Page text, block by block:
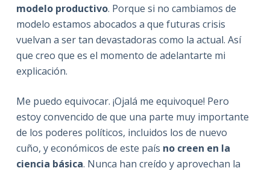
modelo productivo. Porque si no cambiamos de
modelo estamos abocados a que futuras crisis
vuelvan a ser tan devastadoras como la actual. Así
que creo que es el momento de adelantarte mi
explicación.
Me puedo equivocar. ¡Ojalá me equivoque! Pero
estoy convencido de que una parte muy importante
de los poderes políticos, incluidos los de nuevo
cuño, y económicos de este país no creen en la
ciencia básica. Nunca han creído y aprovechan la